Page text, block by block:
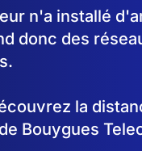
n'a installé
donc des
la
Bouygues